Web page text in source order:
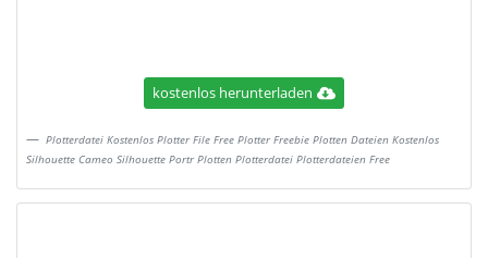
kostenlos herunterladen
Plotterdatei Kostenlos Plotter File Free Plotter Freebie Plotten Dateien Kostenlos
Silhouette Cameo Silhouette Portr Plotten Plotterdatei Plotterdateien Free